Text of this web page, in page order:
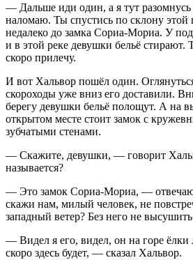
— Дальше иди один, а я тут разомнусь
наломаю. Ты спустись по склону этой
недалеко до замка Сориа-Мориа. У
и в этой реке девушки бельё стирают.
скоро прилечу.
И вот Хальвор пошёл один.
скороходы уже вниз его доставили.
берегу девушки бельё полощут. А на
открытом месте стоит замок с
зубчатыми стенами.
— Скажите, девушки, — говорит
называется?
— Это замок Сориа-Мориа, —
скажи нам, милый человек, не
западный ветер? Без него не
— Видел я его, видел, он на горе ёлки
скоро здесь будет, — сказал Хальвор.